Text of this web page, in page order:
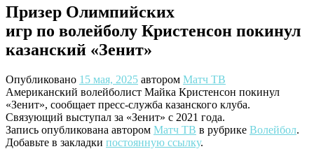
Призер Олимпийских
игр по волейболу Кристенсон покинул
казанский «Зенит»
Опубликовано 15 мая, 2025 автором Матч ТВ
Американский волейболист Майка Кристенсон покинул
«Зенит», сообщает пресс‑служба казанского клуба.
Связующий выступал за «Зенит» с 2021 года.
Запись опубликована автором Матч ТВ в рубрике Волейбол.
Добавьте в закладки постоянную ссылку.